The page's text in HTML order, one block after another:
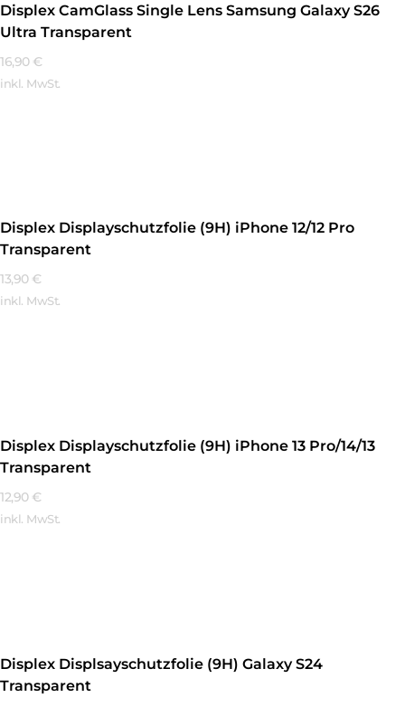
Displex CamGlass Single Lens Samsung Galaxy S26
Ultra Transparent
16,90 €
inkl. MwSt.
Displex Displayschutzfolie (9H) iPhone 12/12 Pro
Transparent
13,90 €
inkl. MwSt.
Displex Displayschutzfolie (9H) iPhone 13 Pro/14/13
Transparent
12,90 €
inkl. MwSt.
Displex Displsayschutzfolie (9H) Galaxy S24
Transparent